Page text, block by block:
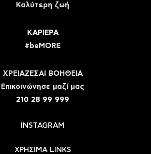
Καλύτερη ζωή
ΚΑΡΙΕΡΑ
#beMORE
ΧΡΕΙΑΖΕΣΑΙ ΒΟΗΘΕΙΑ
Eπικοινώνησε μαζί μας
210 28 99 999
INSTAGRAM
ΧΡΗΣΙΜΑ LINKS